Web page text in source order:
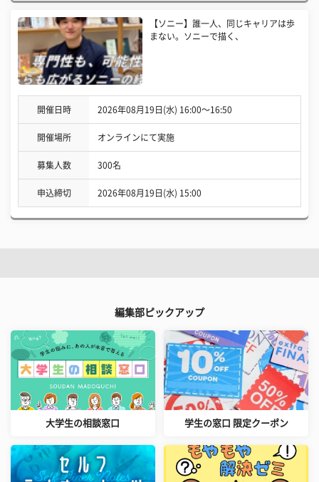
【ソニー】誰一人、同じキャリアは歩
まない。ソニーで描く、
開催日時 2026年08月19日(水) 16:00〜16:50
開催場所 オンラインにて実施
募集人数 300名
申込締切 2026年08月19日(水) 15:00
編集部ピックアップ
大学生の相談窓口 学生の窓口 限定クーポン